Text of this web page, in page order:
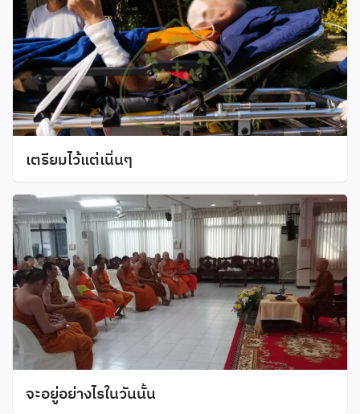
เตรียมไว้แต่เนิ่นๆ
จะอยู่อย่างไรในวันนั้น